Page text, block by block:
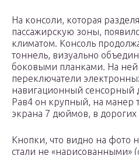
На консоли, которая
пассажирскую зоны,
климатом. Консоль
тоннель, визуально
боковыми планками. На
переключатели
навигационный сенсорный
Рав4 он крупный, на манер
экрана 7 дюймов, в дорогих
Кнопки, что видно на фото
стали не «нарисованными»